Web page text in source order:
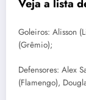
Veja a lista
Goleiros: Alisson
(Grêmio);
Defensores: Alex
(Flamengo),